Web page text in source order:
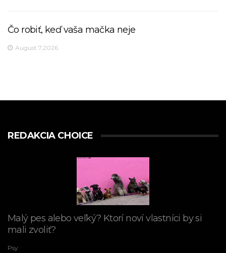
Čo robiť, keď vaša mačka neje
August 7,2026
REDAKCIA CHOICE
Malý pes alebo veľký? Ktorí noví vlastníci by si
mali zvoliť?
Psy